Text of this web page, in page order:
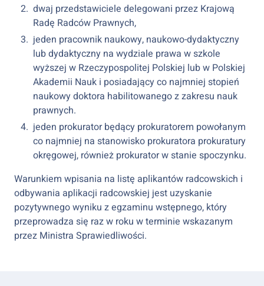
dwaj przedstawiciele delegowani przez Krajową
Radę Radców Prawnych,
jeden pracownik naukowy, naukowo-dydaktyczny
lub dydaktyczny na wydziale prawa w szkole
wyższej w Rzeczypospolitej Polskiej lub w Polskiej
Akademii Nauk i posiadający co najmniej stopień
naukowy doktora habilitowanego z zakresu nauk
prawnych.
jeden prokurator będący prokuratorem powołanym
co najmniej na stanowisko prokuratora prokuratury
okręgowej, również prokurator w stanie spoczynku.
Warunkiem wpisania na listę aplikantów radcowskich i
odbywania aplikacji radcowskiej jest uzyskanie
pozytywnego wyniku z egzaminu wstępnego, który
przeprowadza się raz w roku w terminie wskazanym
przez Ministra Sprawiedliwości.